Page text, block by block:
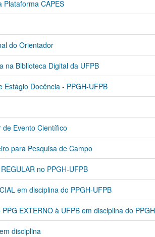
Plataforma CAPES
do Orientador
na Biblioteca Digital da UFPB
Estágio Docência - PPGH-UFPB
Evento Científico
para Pesquisa de Campo
no PPGH-UFPB
em disciplina do PPGH-UFPB
EXTERNO à UFPB em disciplina do PPGH
disciplina